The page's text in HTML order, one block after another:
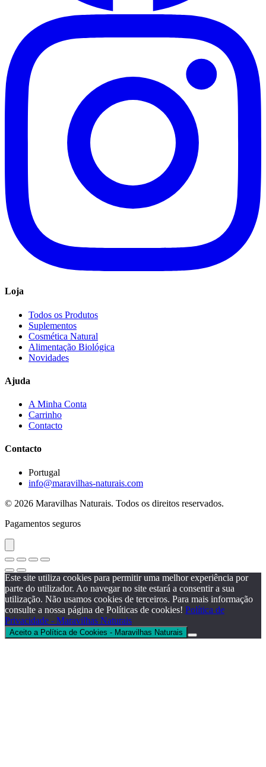
Loja
Todos os Produtos
Suplementos
Cosmética Natural
Alimentação Biológica
Novidades
Ajuda
A Minha Conta
Carrinho
Contacto
Contacto
Portugal
info@maravilhas-naturais.com
© 2026 Maravilhas Naturais. Todos os direitos reservados.
Pagamentos seguros
Este site utiliza cookies para permitir uma melhor experiência por
parte do utilizador. Ao navegar no site estará a consentir a sua
utilização. Não usamos cookies de terceiros. Para mais informação
consulte a nossa página de Políticas de cookies! Política de
Privacidade - Maravilhas Naturais
Aceito a Política de Cookies - Maravilhas Naturais